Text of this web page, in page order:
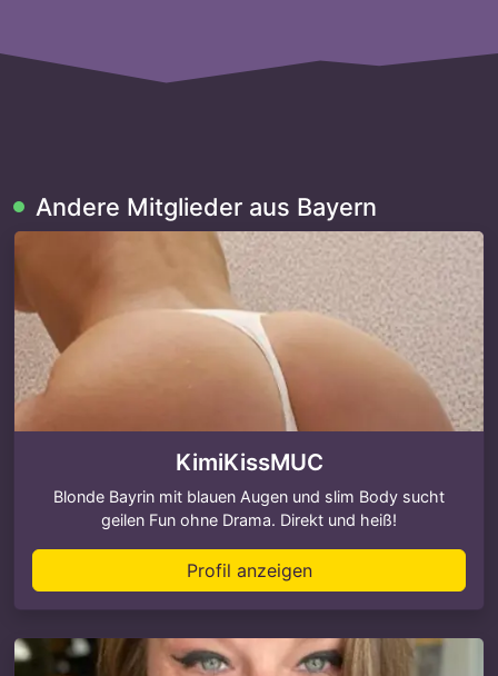
Andere Mitglieder aus Bayern
KimiKissMUC
Blonde Bayrin mit blauen Augen und slim Body sucht
geilen Fun ohne Drama. Direkt und heiß!
Profil anzeigen